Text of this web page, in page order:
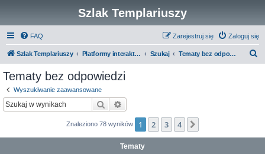
Szlak Templariuszy
FAQ Zaloguj się
Zarejestruj się
Szlak Templariuszy Platformy interaktywne Szlaku Templariuszy Szukaj Tematy bez odpowiedzi
Tematy bez odpowiedzi
Wyszukiwanie zaawansowane
Szukaj
Znaleziono 78 wyników 1 2 3 4
Tematy